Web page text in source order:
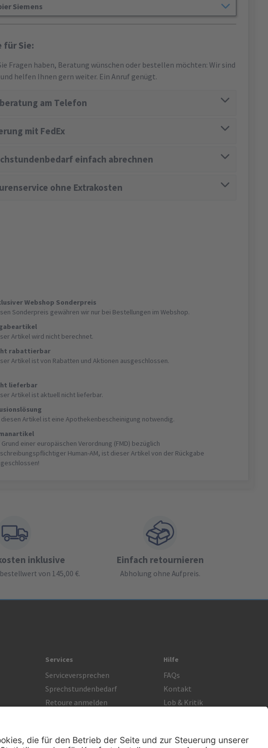
Siemens
für Sie:
Fragen haben, Beratung wünschen oder bestellen möchten: Wir sind
helfen Ihnen gern weiter. Ein Anruf genügt.
am Telefon
mit FedEx
einfach abrechnen
ohne Extrakosten
Webshop Sonderpreis
Sonderpreis gewähren wir nur bei Bestellungen im Webshop.
Artikel wird nicht berechnet.
rabattierbar
Artikel ist von Rabatten und Aktionen ausgeschlossen.
lieferbar
Artikel ist aktuell nicht lieferbar.
diesen Artikel ist eine Apothekenbescheinigung notwendig.
Grund einer europäischen Verordnung (FMD) bezüglich
Human-AM, ist dieser Artikel von der Rückgabe
inklusive
von 145,00 €.
Einfach retournieren
Abholung ohne Aufpreis.
Services
Serviceversprechen
Sprechstundenbedarf
Retoure anmelden
Hilfe
FAQs
Kontakt
Lob & Kritik
AGB